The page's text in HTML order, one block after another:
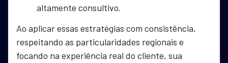
altamente consultivo.
Ao aplicar essas estratégias com consistência,
respeitando as particularidades regionais e
focando na experiência real do cliente, sua